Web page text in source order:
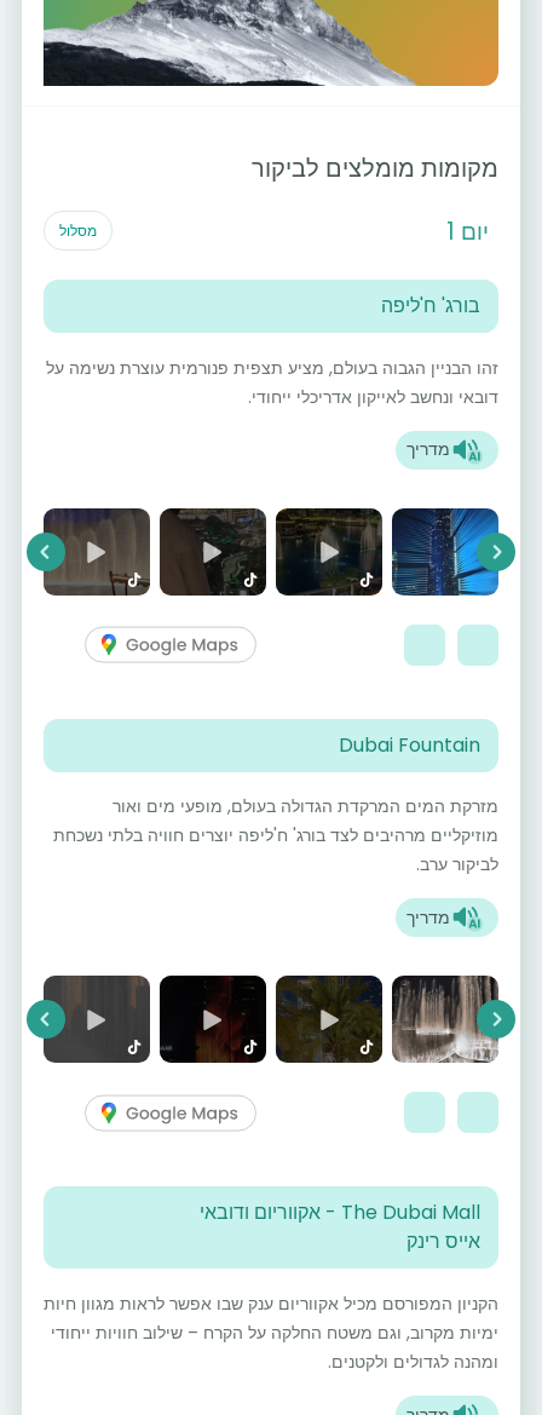
מקומות מומלצים לביקור
יום 1 מסלול
בורג' ח'ליפה
זהו הבניין הגבוה בעולם, מציע תצפית פנורמית עוצרת נשימה על
דובאי ונחשב לאייקון אדריכלי ייחודי.
מדריך
Next
Dubai Fountain
מזרקת המים המרקדת הגדולה בעולם, מופעי מים ואור
מוזיקליים מרהיבים לצד בורג' ח'ליפה יוצרים חוויה בלתי נשכחת
לביקור ערב.
מדריך
Next
The Dubai Mall - אקווריום ודובאי
אייס רינק
הקניון המפורסם מכיל אקווריום ענק שבו אפשר לראות מגוון חיות
ימיות מקרוב, וגם משטח החלקה על הקרח – שילוב חוויות ייחודי
ומהנה לגדולים ולקטנים.